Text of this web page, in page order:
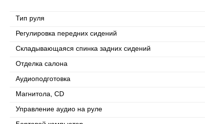
Тип руля
Регулировка передних сидений
Складывающаяся спинка задних сидений
Отделка салона
Аудиоподготовка
Магнитола, CD
Управление аудио на руле